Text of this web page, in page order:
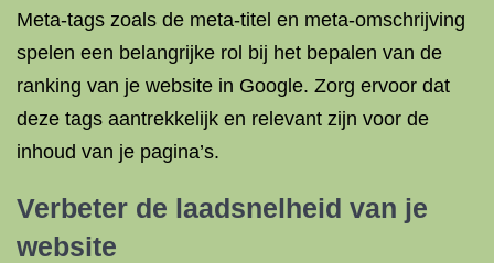
Meta-tags zoals de meta-titel en meta-omschrijving
spelen een belangrijke rol bij het bepalen van de
ranking van je website in Google. Zorg ervoor dat
deze tags aantrekkelijk en relevant zijn voor de
inhoud van je pagina’s.
Verbeter de laadsnelheid van je
website